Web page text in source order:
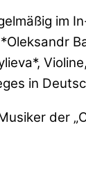
im
in
der